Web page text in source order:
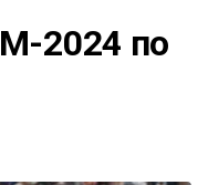
2024 по